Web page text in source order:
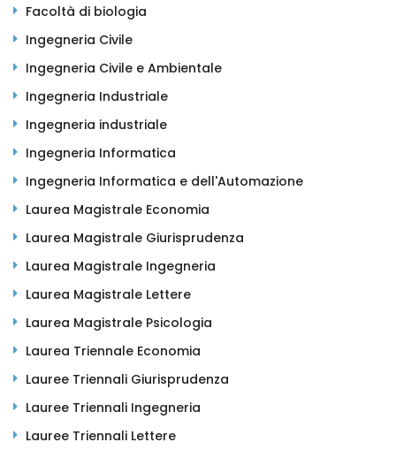
Facoltà di biologia
Ingegneria Civile
Ingegneria Civile e Ambientale
Ingegneria Industriale
Ingegneria industriale
Ingegneria Informatica
Ingegneria Informatica e dell'Automazione
Laurea Magistrale Economia
Laurea Magistrale Giurisprudenza
Laurea Magistrale Ingegneria
Laurea Magistrale Lettere
Laurea Magistrale Psicologia
Laurea Triennale Economia
Lauree Triennali Giurisprudenza
Lauree Triennali Ingegneria
Lauree Triennali Lettere